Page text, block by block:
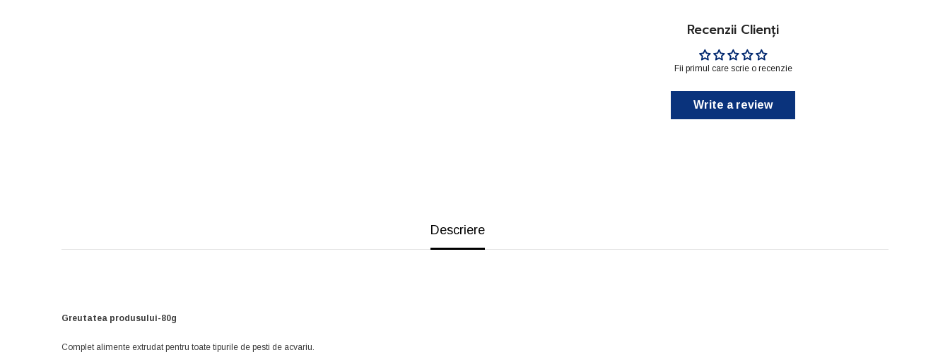
Recenzii Clienți
Fii primul care scrie o recenzie
Write a review
Descriere
Greutatea produsului-80g
Complet alimente extrudat pentru toate tipurile de pesti de acvariu.